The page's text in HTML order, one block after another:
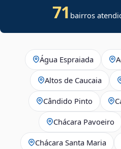
71 bairros
Água Espraiada
Altos de Caucaia
Cândido Pinto
Chácara Pavoeiro
Chácara Santa Maria